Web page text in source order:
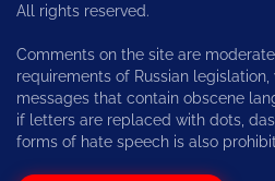
All rights reserved.
Comments on the site are
requirements of Russian
messages that contain obscene
if letters are replaced with dots,
forms of hate speech is also